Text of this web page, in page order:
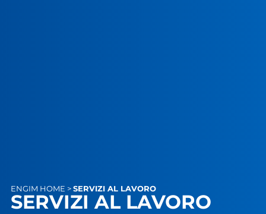
ENGIM HOME > SERVIZI AL LAVORO
SERVIZI AL LAVORO